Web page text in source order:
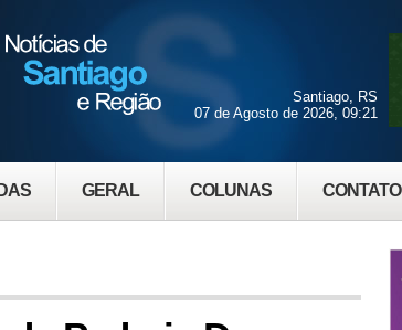
GERAL COLUNAS CONTATO
Santiago, RS
07 de Agosto de 2026, 09:21